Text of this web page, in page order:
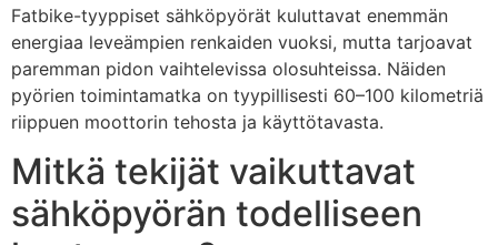
Fatbike-tyyppiset sähköpyörät kuluttavat enemmän
energiaa leveämpien renkaiden vuoksi, mutta tarjoavat
paremman pidon vaihtelevissa olosuhteissa. Näiden
pyörien toimintamatka on tyypillisesti 60–100 kilometriä
riippuen moottorin tehosta ja käyttötavasta.
Mitkä tekijät vaikuttavat
sähköpyörän todelliseen